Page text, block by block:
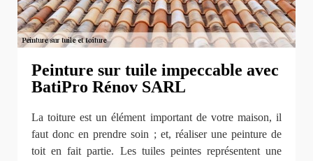
Peinture sur tuile impeccable avec
BatiPro Rénov SARL
La toiture est un élément important de votre maison, il
faut donc en prendre soin ; et, réaliser une peinture de
toit en fait partie. Les tuiles peintes représentent une